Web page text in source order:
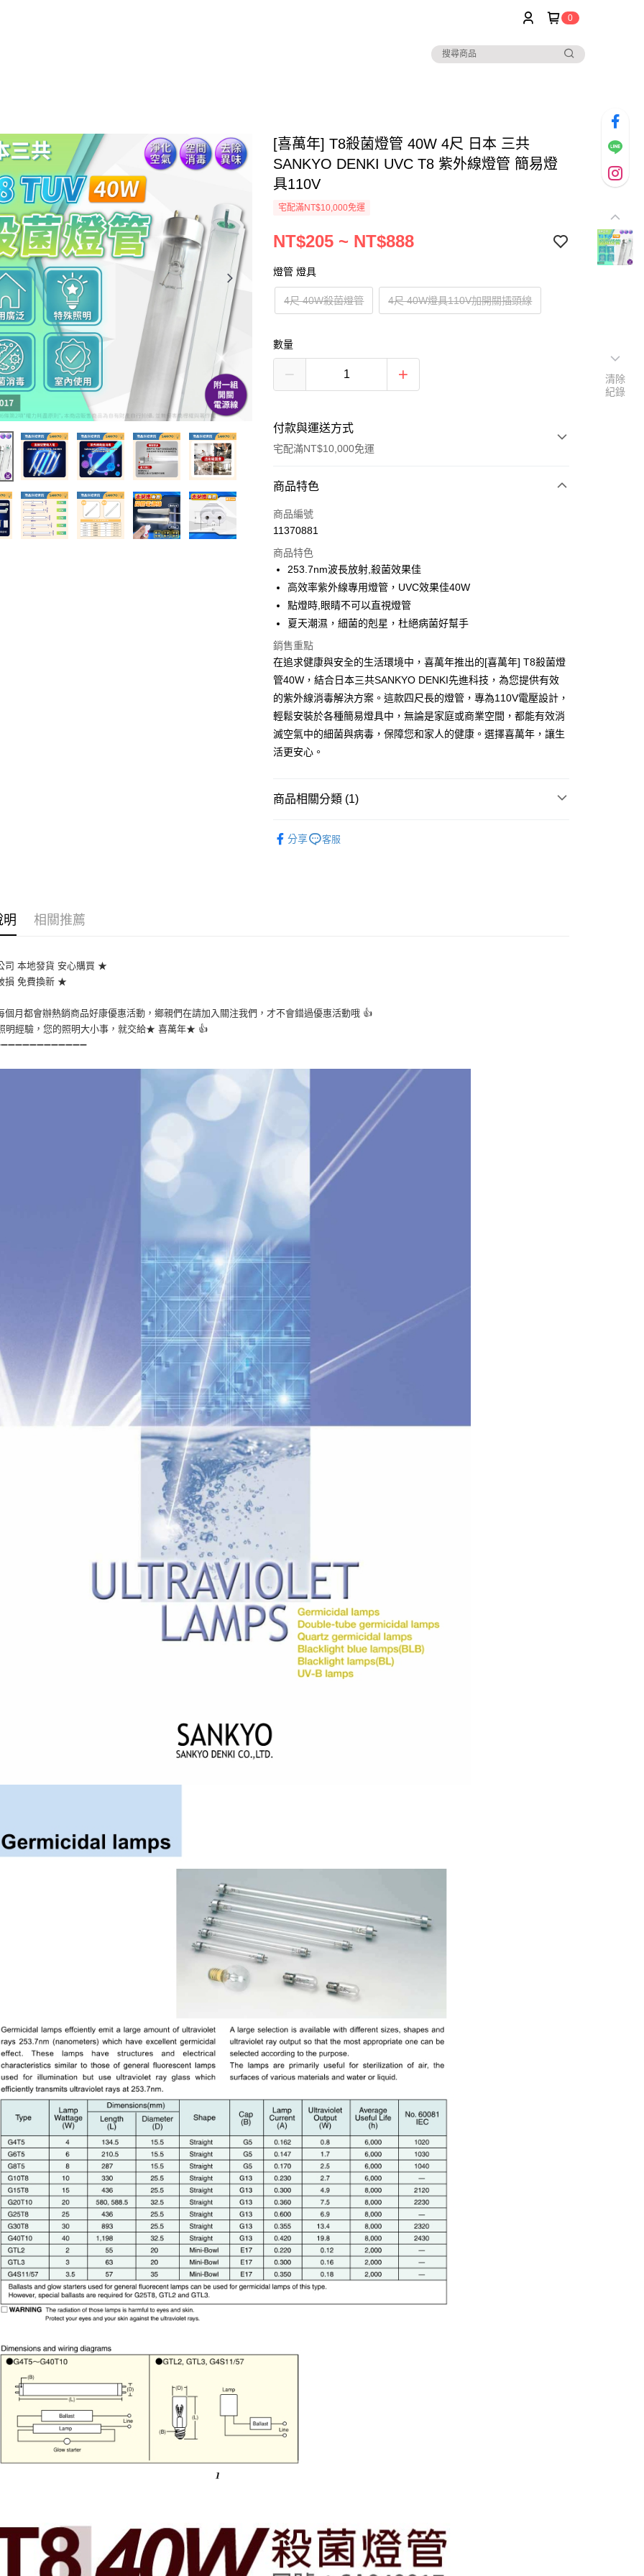
0
[喜萬年] T8殺菌燈管 40W 4尺 日本 三共
SANKYO DENKI UVC T8 紫外線燈管 簡易燈
具110V
宅配滿NT$10,000免運
NT$205 ~ NT$888
燈管 燈具
4尺 40W殺菌燈管 4尺 40W燈具110V加開關插頭線
數量
付款與運送方式
宅配滿NT$10,000免運
付款方式
信用卡一次付款
運送方式
宅配
每筆NT$160，滿NT$10,000(含以上)免運費
商品特色
商品編號
11370881
商品特色
253.7nm波長放射,殺菌效果佳
高效率紫外線專用燈管，UVC效果佳40W
點燈時,眼睛不可以直視燈管
夏天潮濕，細菌的剋星，杜絕病菌好幫手
銷售重點
在追求健康與安全的生活環境中，喜萬年推出的[喜萬年] T8殺菌燈
管40W，結合日本三共SANKYO DENKI先進科技，為您提供有效
的紫外線消毒解決方案。這款四尺長的燈管，專為110V電壓設計，
輕鬆安裝於各種簡易燈具中，無論是家庭或商業空間，都能有效消
滅空氣中的細菌與病毒，保障您和家人的健康。選擇喜萬年，讓生
活更安心。
商品相關分類 (1)
分享
客服
明 相關推薦
司 本地發貨 安心購買 ★
損 免費換新 ★
個月都會辦熱銷商品好康優惠活動，鄉親們在請加入關注我們，才不會錯過優惠活動哦 👍
明經驗，您的照明大小事，就交給★ 喜萬年★ 👍
清除
紀錄